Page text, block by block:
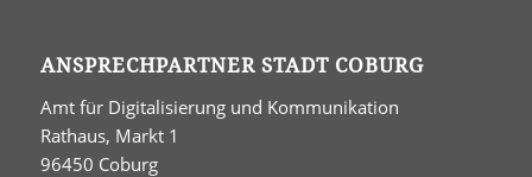
ANSPRECHPARTNER STADT COBURG
Amt für Digitalisierung und Kommunikation
Rathaus, Markt 1
96450 Coburg